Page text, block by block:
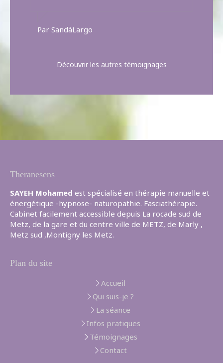
Par SandàLargo
Découvrir les autres témoignages
Theranesens
SAYEH Mohamed est spécialisé en thérapie manuelle et
énergétique -hypnose- naturopathie. Fasciathérapie.
Cabinet facilement accessible depuis La rocade sud de
Metz, de la gare et du centre ville de METZ, de Marly ,
Metz sud ,Montigny les Metz.
Plan du site
Accueil
Qui suis-je ?
La séance
Infos pratiques
Témoignages
Contact